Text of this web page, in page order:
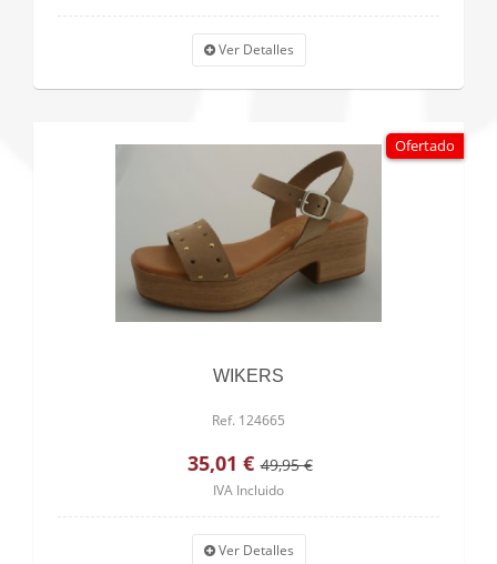
Ver Detalles
Ofertado
WIKERS
Ref. 124665
35,01 € 49,95 €
IVA Incluido
Ver Detalles